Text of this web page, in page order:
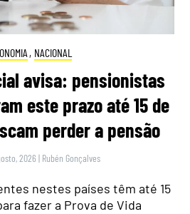
, NACIONAL
avisa: pensionistas
este prazo até 15 de
perder a pensão
2026 | Rubén Gonçalves
nestes países têm até 15
fazer a Prova de Vida